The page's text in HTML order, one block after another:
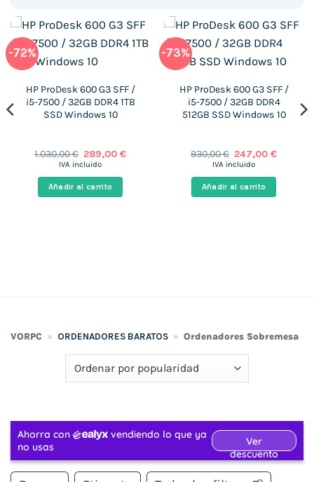
-72%
HP ProDesk 600 G3 SFF /
i5-7500 / 32GB DDR4 1TB
SSD Windows 10
1.030,00€ El
precio
era:
1.030,00 €.
289,00€El
IVA incluido
Añadir al carrito
-73%
HP ProDesk 600 G3 SFF /
i5-7500 / 32GB DDR4
512GB SSD Windows 10
930,00€ El
precio
era:
930,00 €.
247,00€El
IVA incluido
Añadir al carrito
VORPC » ORDENADORES BARATOS » Ordenadores Sobremesa